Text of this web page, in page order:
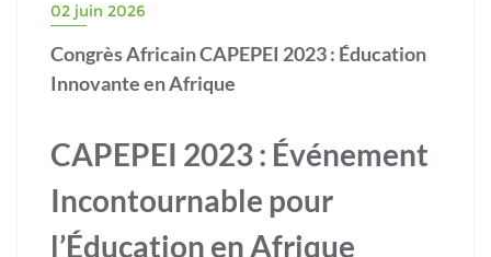
02 juin 2026
Congrès Africain CAPEPEI 2023 : Éducation
Innovante en Afrique
CAPEPEI 2023 : Événement
Incontournable pour
l’Éducation en Afrique